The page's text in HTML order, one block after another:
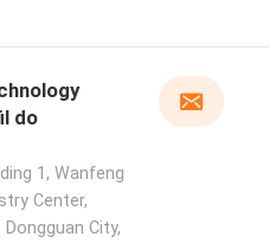
do
1, Wanfeng
Center,
City,